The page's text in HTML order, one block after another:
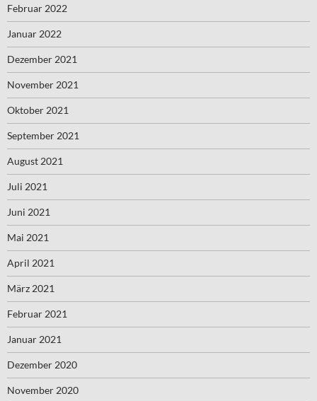
Februar 2022
Januar 2022
Dezember 2021
November 2021
Oktober 2021
September 2021
August 2021
Juli 2021
Juni 2021
Mai 2021
April 2021
März 2021
Februar 2021
Januar 2021
Dezember 2020
November 2020